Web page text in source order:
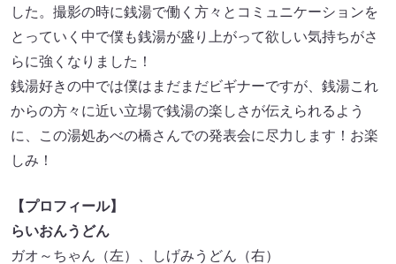
した。撮影の時に銭湯で働く方々とコミュニケーションを
とっていく中で僕も銭湯が盛り上がって欲しい気持ちがさ
らに強くなりました！
銭湯好きの中では僕はまだまだビギナーですが、銭湯これ
からの方々に近い立場で銭湯の楽しさが伝えられるよう
に、この湯処あべの橋さんでの発表会に尽力します！お楽
しみ！
【プロフィール】
らいおんうどん
ガオ～ちゃん（左）、しげみうどん（右）